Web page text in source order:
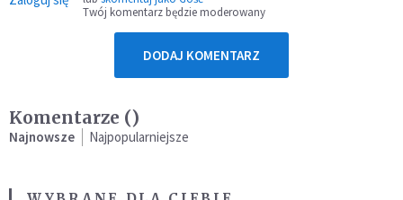
Twój komentarz będzie moderowany
DODAJ KOMENTARZ
Komentarze ()
Najnowsze Najpopularniejsze